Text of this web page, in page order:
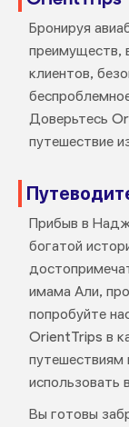
Бронируя
преимуществ,
клиентов,
Доверьтесь
путешествие
Прибыв в
богатой
имама Али,
попробуйте
OrientTrips в
использовать
Вы готовы